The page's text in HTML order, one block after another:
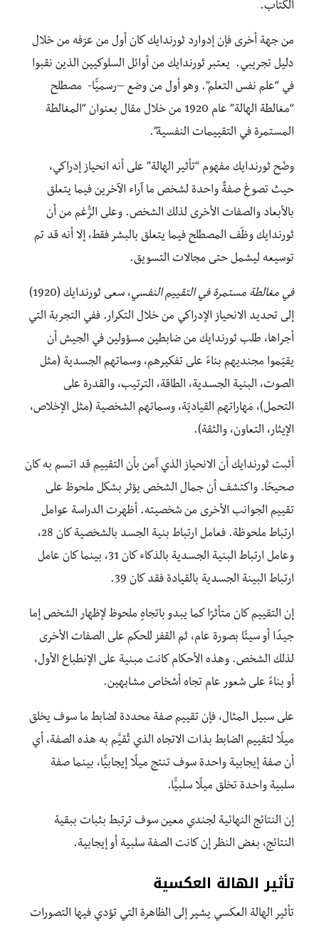
الكُتَّاب.
من جهة أخرى فإن إدوارد ثورندايك كان أول من عرّفه من خلال
دليل تجريبي. يعتبر ثورندايك من أوائل السلوكيين الذين نقبوا
في “علم نفس التعلم”. وهو أول من وضع –رسميًّا- مصطلح
“مغالطة الهالة” عام 1920 من خلال مقال بعنوان “المغالطة
المستمرة في التقييمات النفسية”.
وضّح ثورندايك مفهوم “تأثير الهالة” على أنه انحياز إدراكي،
حيث تصوغ صفةٌ واحدة لشخص ما آراء الآخرين فيما يتعلق
بالأبعاد والصفات الأخرى لذلك الشخص. وعلى الرُّغم من أن
ثورندايك وظّف المصطلح فيما يتعلق بالبشر فقط، إلا أنه قد تم
توسيعه ليشمل حتى مجالات التسويق.
في مغالطة مستمرة في التقييم النفسي
، سعى ثورندايك (1920)
إلى تحديد الانحياز الإدراكي من خلال التكرار. ففي التجربة التي
أجراها، طلب ثورندايك من ضابطين مسؤولين في الجيش أن
يقيّموا مجنديهم بناءً على تفكيرهم، وسماتهم الجسدية (مثل
الصوت، البنية الجسدية، الطاقة، الترتيب، والقدرة على
التحمل)، مَهاراتهم القياديّة، وسماتهم الشخصية (مثل الإخلاص،
الإيثار، التعاون، والثقة).
أثبت ثورندايك أن الانحياز الذي آمن بأن التقييم قد اتسم به كان
صحيحًا. واكتشف أن جمال الشخص يؤثر بشكل ملحوظ على
تقييم الجوانب الأخرى من شخصيته. أظهرت الدراسة عوامل
ارتباط ملحوظة. فعامل ارتباط بنية الجسد بالشخصية كان 28،
وعامل ارتباط البنية الجسدية بالذكاء كان 31، بينما كان عامل
ارتباط البينة الجسدية بالقيادة فقد كان 39.
إن التقييم كان متأثرًا كما يبدو باتجاهٍ ملحوظ لإظهار الشخص إما
جيدًا أو سيئًا بصورة عام، ثم القفز للحكم على الصفات الأخرى
لذلك الشخص. وهذه الأحكام كانت مبنية على الإنطباع الأول،
أو بناءً على شعور عام تجاه أشخاص مشابهين.
على سبيل المثال، فإن تقييم صفة محددة لضابط ما سوف يخلق
ميلًا لتقييم الضابط بذات الاتجاه الذي تُقيَّم به هذه الصفة، أي
أن صفة إيجابية واحدة سوف تنتج ميلًا إيجابيًّا، بينما صفة
سلبية واحدة تخلق ميلًا سلبيًّا.
إن النتائج النهائية لجندي معين سوف ترتبط بثبات ببقية
النتائج، بغض النظر إن كانت الصفة سلبية أو إيجابية.
تأثير الهالة العكسية
تأثير الهالة العكسي يشير إلى الظاهرة التي تؤدي فيها التصورات